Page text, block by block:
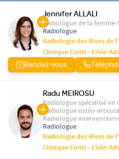
Jennifer ALLALI
Radiologue de la
Radiologue
Radiologie des Rives de
Clinique Conti - L'Isle-
Rendez-vous
Radu MEIROSU
Radiologue spécialisé en
Radiologue ostéo-
Radiologue
Radiologue
Radiologie des Rives de
Clinique Conti - L'Isle-